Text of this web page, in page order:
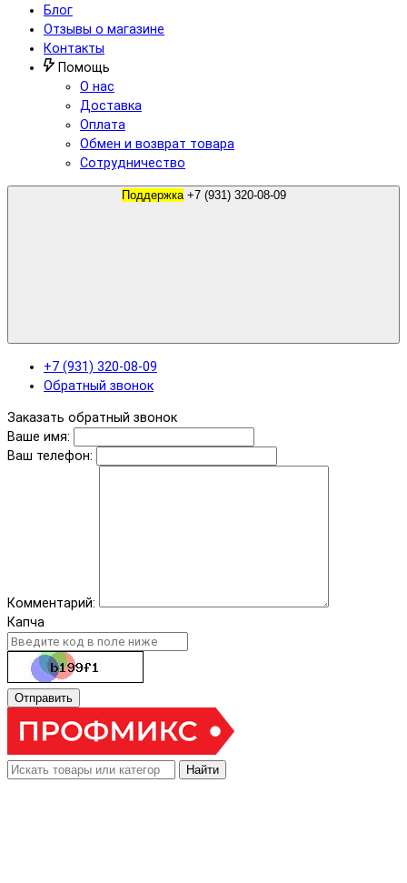
Блог
Отзывы о магазине
Контакты
Помощь
О нас
Доставка
Оплата
Обмен и возврат товара
Сотрудничество
Поддержка +7 (931) 320-08-09
+7 (931) 320-08-09
Обратный звонок
Заказать обратный звонок
Ваше имя:
Ваш телефон:
Комментарий:
Капча
Отправить
Найти